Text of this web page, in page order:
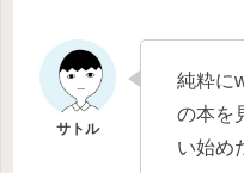
純粋に
の本を
い始め